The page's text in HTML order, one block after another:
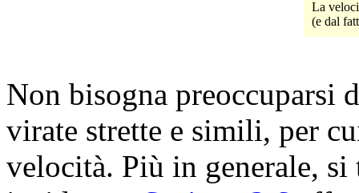
La
(e dal
Non bisogna preoccuparsi
virate strette e simili, per
velocità. Più in generale,